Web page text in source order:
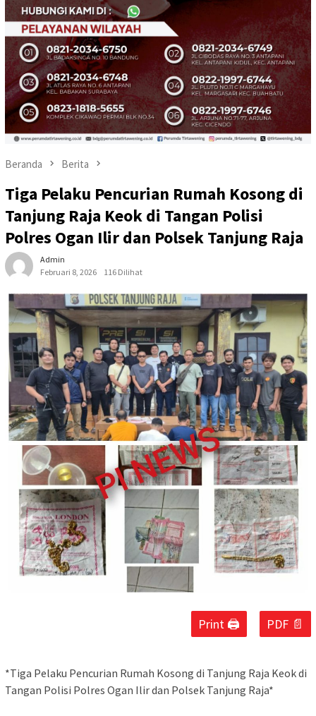
Beranda Berita
Tiga Pelaku Pencurian Rumah Kosong di
Tanjung Raja Keok di Tangan Polisi
Polres Ogan Ilir dan Polsek Tanjung Raja
Admin
Februari 8, 2026
116 Dilihat
Print 🖨 PDF 📄
‎*Tiga Pelaku Pencurian Rumah Kosong di Tanjung Raja Keok di
Tangan Polisi Polres Ogan Ilir dan Polsek Tanjung Raja*